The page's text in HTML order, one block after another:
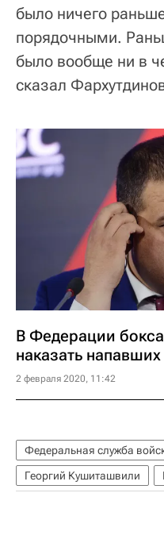
было ничего
порядочными.
было вообще ни в
сказал
В Федерации
наказать
2 февраля 2020, 11:42
Георгий Кушиташвили